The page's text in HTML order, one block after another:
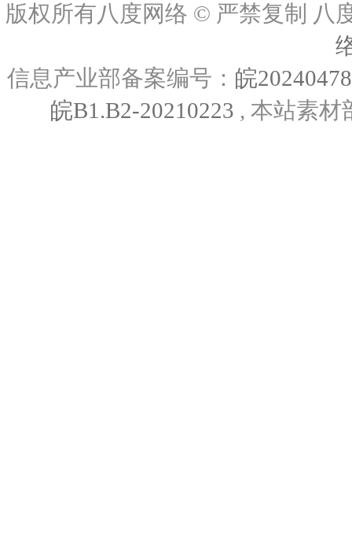
版权所有八度网络 © 严禁复制
信息产业部备案编号： 皖
皖B1.B2-20210223 , 本站素材